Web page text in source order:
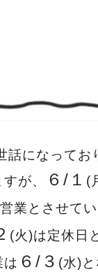
話になってお
が、
６ /１ (
業とさせてい
(火)は定休日
は ６/３ (水)と